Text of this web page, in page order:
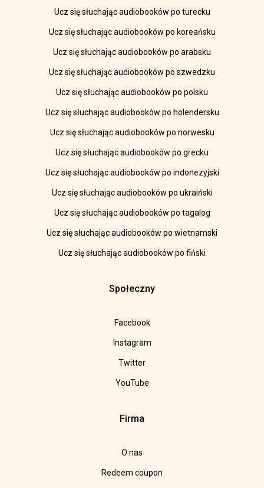
Ucz się słuchając audiobooków po turecku
Ucz się słuchając audiobooków po koreańsku
Ucz się słuchając audiobooków po arabsku
Ucz się słuchając audiobooków po szwedzku
Ucz się słuchając audiobooków po polsku
Ucz się słuchając audiobooków po holendersku
Ucz się słuchając audiobooków po norwesku
Ucz się słuchając audiobooków po grecku
Ucz się słuchając audiobooków po indonezyjski
Ucz się słuchając audiobooków po ukraiński
Ucz się słuchając audiobooków po tagalog
Ucz się słuchając audiobooków po wietnamski
Ucz się słuchając audiobooków po fiński
Społeczny
Facebook
Instagram
Twitter
YouTube
Firma
O nas
Redeem coupon